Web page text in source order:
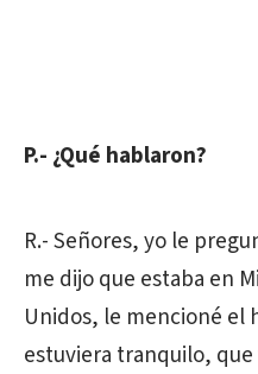
P.- ¿Qué hablaron?
R.- Señores, yo le
me dijo que estaba en
Unidos, le mencioné el
estuviera tranquilo, que